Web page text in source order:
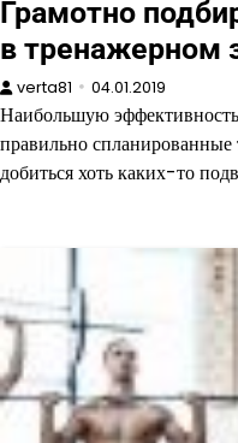
Грамотно
в тренажерном
verta81 04.01.2019
Наибольшую эффективность
правильно спланированные
добиться хоть каких-то